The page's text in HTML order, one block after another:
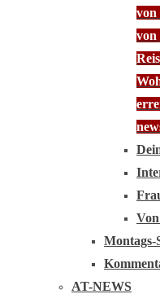
von
von
Montags-
AT-NEWS